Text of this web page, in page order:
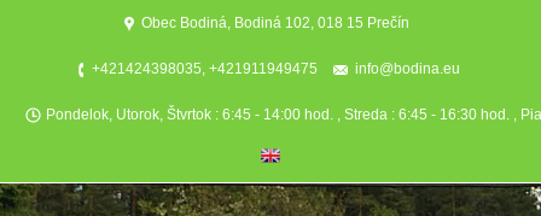
Obec Bodiná, Bodiná 102, 018 15 Prečín
+421424398035, +421911949475 info@bodina.eu
Pondelok, Utorok, Štvrtok : 6:45 - 14:00 hod. , Streda : 6:45 - 16:30 hod. ,